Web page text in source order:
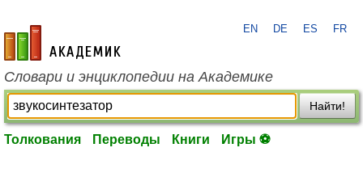
academic.ru
EN DE ES FR
Словари и энциклопедии на Академике
Найти!
Толкования Переводы Книги Игры ⚽